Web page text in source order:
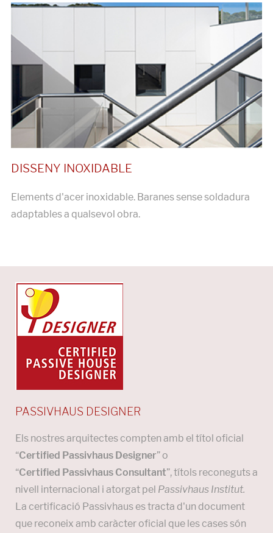
Elements d'acer inoxidable. Baranes sense soldadura
adaptables a qualsevol obra.
PASSIVHAUS DESIGNER
Els nostres arquitectes compten amb el títol oficial
“Certified Passivhaus Designer” o
“Certified Passivhaus Consultant”, títols reconeguts a
nivell internacional i atorgat pel Passivhaus Institut.
La certificació Passivhaus es tracta d'un document
que reconeix amb caràcter oficial que les cases són